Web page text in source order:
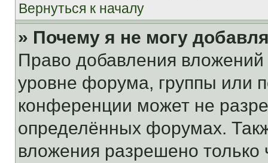
Вернуться к началу
» Почему я не могу
Право добавления
уровне форума, группы или
конференции может не
определённых форумах.
вложения разрешено